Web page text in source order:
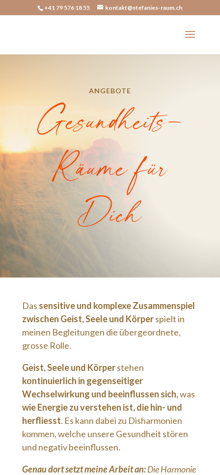
+41 79 576 18 55 kontakt@stefanies-raum.ch
ANGEBOTE
Gesundheits-
Räume für
Dich
Das sensitive und komplexe Zusammenspiel
zwischen Geist, Seele und Körperspielt in
meinen Begleitungen die übergeordnete,
grosse Rolle.
Geist, Seele und Körperstehen
kontinuierlich in gegenseitiger
Wechselwirkung und beeinflussen sich,was
wie Energie zu verstehen ist, die hin- und
herfliesst. Es kann dabei zu Disharmonien
kommen, welche unsere Gesundheit stören
und negativ beeinflussen.
Genau dort setzt meine Arbeit an:Die Harmonie